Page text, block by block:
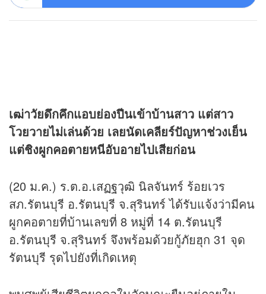
เฒ่าวัยดึกคึกแอบย่องปีนเข้าบ้านสาว แต่สาว
โวยวายไม่เล่นด้วย เลยนัดเคลียร์ปัญหาช่วงเย็น
แต่ชิงผูกคอตายหนีอับอายไปเสียก่อน
(20 ม.ค.) ร.ต.อ.เสฏฐวุฒิ นิลจันทร์ ร้อยเวร
สภ.รัตนบุรี อ.รัตนบุรี จ.สุรินทร์ ได้รับแจ้งว่ามีคน
ผูกคอตายที่บ้านเลขที่ 8 หมู่ที่ 14 ต.รัตนบุรี
อ.รัตนบุรี จ.สุรินทร์ จึงพร้อมด้วยกู้ภัยฮุก 31 จุด
รัตนบุรี รุดไปยังที่เกิดเหตุ